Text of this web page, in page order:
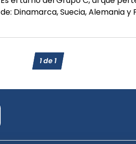
de: Dinamarca, Suecia, Alemania y
1de1